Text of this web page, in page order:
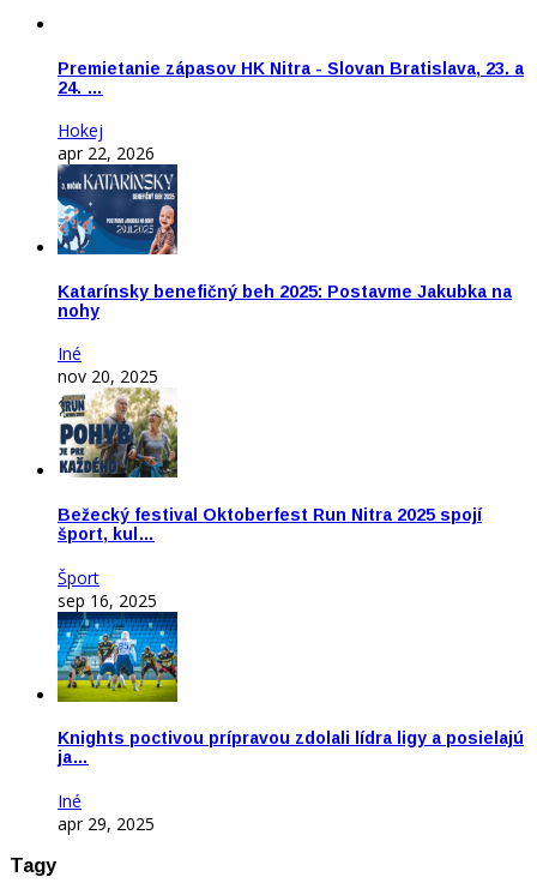
Premietanie zápasov HK Nitra - Slovan Bratislava, 23. a
24. …
Hokej
apr 22, 2026
Katarínsky benefičný beh 2025: Postavme Jakubka na
nohy
Iné
nov 20, 2025
Bežecký festival Oktoberfest Run Nitra 2025 spojí
šport, kul…
Šport
sep 16, 2025
Knights poctivou prípravou zdolali lídra ligy a posielajú
ja…
Iné
apr 29, 2025
Tagy